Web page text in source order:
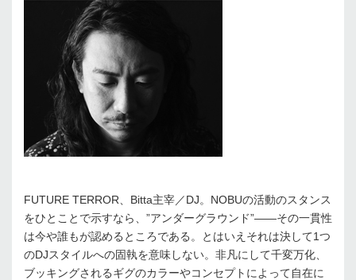
FUTURE TERROR、Bitta主宰／DJ。NOBUの活動のスタンス
をひとことで示すなら、”アンダーグラウンド”――その一貫性
は今や誰もが認めるところである。とはいえそれは決して1つ
のDJスタイルへの固執を意味しない。非凡にして千変万化、
ブッキングされるギグのカラーやコンセプトによって自在に